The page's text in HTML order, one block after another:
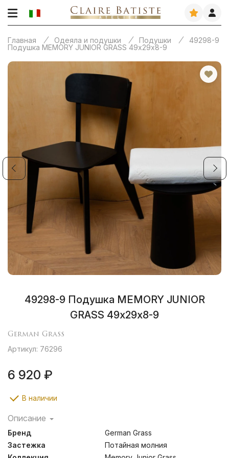
Главная Одеяла и подушки Подушки
49298-9
Подушка MEMORY JUNIOR GRASS 49х29х8-9
49298-9 Подушка MEMORY JUNIOR
GRASS 49х29х8-9
German Grass
Артикул: 76296
6 920 ₽
В наличии
Описание
Изделия коллекции предназначены для людей,
ведущих активный образ жизни, и изготовлены из
полиуретановой пены обладающей эффектом
“памяти”. Подушки мгновенно принимают форму
Бренд
German Grass
Застежка
Потайная молния